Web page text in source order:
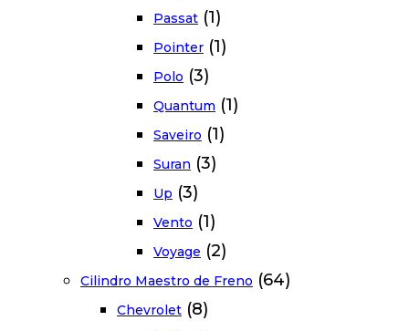
Passat (1)
Pointer (1)
Polo (3)
Quantum (1)
Saveiro (1)
Suran (3)
Up (3)
Vento (1)
Voyage (2)
Cilindro Maestro de Freno (64)
Chevrolet (8)